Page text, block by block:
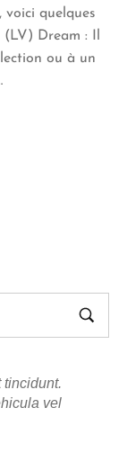
voici quelques
Dream : Il
ou à un
tincidunt.
vel